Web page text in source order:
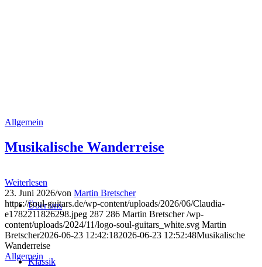
Über uns
Klassik
Allgemein
Musikalische Wanderreise
Weiterlesen
23. Juni 2026/von Martin Bretscher
https://soul-guitars.de/wp-content/uploads/2026/06/Claudia-
e1782211826298.jpeg 287 286 Martin Bretscher /wp-
content/uploads/2024/11/logo-soul-guitars_white.svg Martin
Bretscher2026-06-23 12:42:182026-06-23 12:52:48Musikalische
Wanderreise
Allgemein